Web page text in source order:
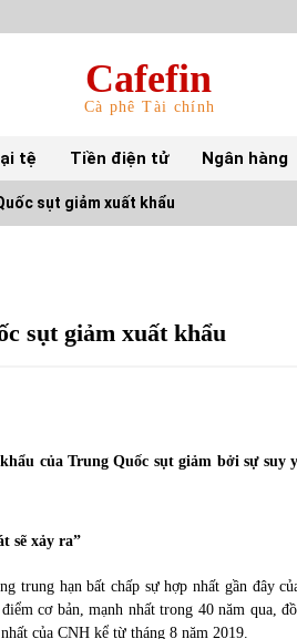
Cafefin
Cà phê Tài chính
tệ Tiền điện tử Ngân hàng
15/06/2022
Chứng khoán ngày 12/10/2021: Top
phiếu nổi bật
13/10/2021
sụt giảm xuất khẩu
sụt giảm xuất khẩu
của Trung Quốc sụt giảm bởi sự suy
sẽ xảy ra”
trung hạn bất chấp sự hợp nhất gần đây
cơ bản, mạnh nhất trong 40 năm qua,
của CNH kể từ tháng 8 năm 2019.